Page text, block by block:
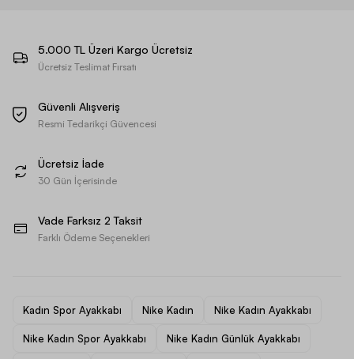
5.000 TL Üzeri Kargo Ücretsiz
Ücretsiz Teslimat Fırsatı
Güvenli Alışveriş
Resmi Tedarikçi Güvencesi
Ücretsiz İade
30 Gün İçerisinde
Vade Farksız 2 Taksit
Farklı Ödeme Seçenekleri
Kadın Spor Ayakkabı Nike Kadın Nike Kadın Ayakkabı
Nike Kadın Spor Ayakkabı Nike Kadın Günlük Ayakkabı